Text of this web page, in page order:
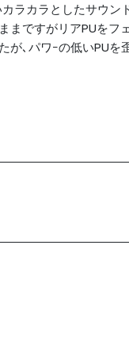
ラカラとしたサウン
まですがリアPUをフ
､パワｰの低いPUを